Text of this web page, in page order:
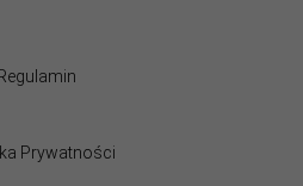
Regulamin
Prywatności